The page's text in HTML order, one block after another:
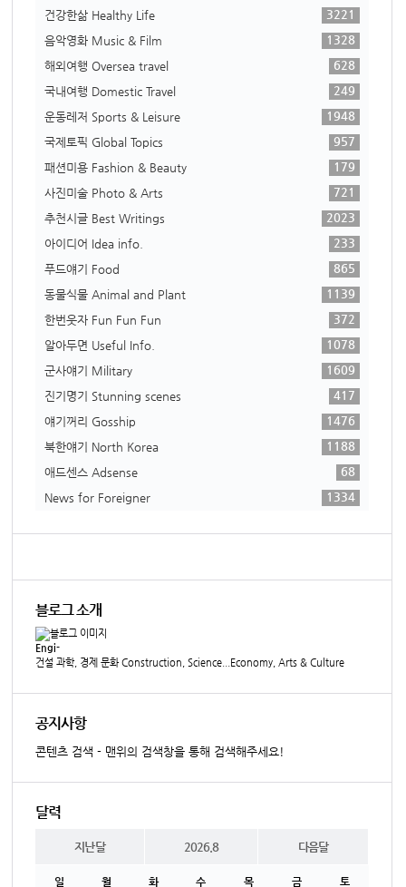
건강한삶 Healthy Life
3221
음악영화 Music & Film
1328
해외여행 Oversea travel
628
국내여행 Domestic Travel
249
운동레저 Sports & Leisure
1948
국제토픽 Global Topics
957
패션미용 Fashion & Beauty
179
사진미술 Photo & Arts
721
추천시글 Best Writings
2023
아이디어 Idea info.
233
푸드얘기 Food
865
동물식물 Animal and Plant
1139
한번웃자 Fun Fun Fun
372
알아두면 Useful Info.
1078
군사얘기 Military
1609
진기명기 Stunning scenes
417
얘기꺼리 Gosship
1476
북한얘기 North Korea
1188
애드센스 Adsense
68
News for Foreigner
1334
블로그 소개
Engi-
건설 과학, 경제 문화 Construction, Science...Economy, Arts & Culture
공지사항
콘텐츠 검색 - 맨위의 검색창을 통해 검색해주세요!
달력
지난달 2026.8 다음달
일 월 화 수 목 금 토